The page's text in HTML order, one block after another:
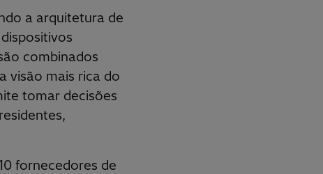
a arquitetura de
combinados
visão mais rica do
tomar decisões
fornecedores de